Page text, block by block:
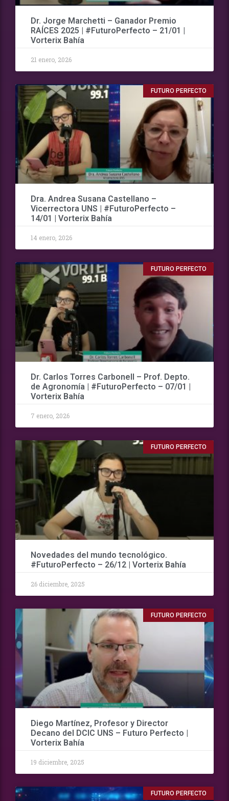
Dr. Jorge Marchetti – Ganador Premio
RAÍCES 2025 | #FuturoPerfecto – 21/01 |
Vorterix Bahía
21 enero, 2026
FUTURO PERFECTO
Dra. Andrea Susana Castellano –
Vicerrectora UNS | #FuturoPerfecto –
14/01 | Vorterix Bahía
14 enero, 2026
FUTURO PERFECTO
Dr. Carlos Torres Carbonell – Prof. Depto.
de Agronomía | #FuturoPerfecto – 07/01 |
Vorterix Bahía
7 enero, 2026
FUTURO PERFECTO
Novedades del mundo tecnológico.
#FuturoPerfecto – 26/12 | Vorterix Bahía
26 diciembre, 2025
FUTURO PERFECTO
Diego Martínez, Profesor y Director
Decano del DCIC UNS – Futuro Perfecto |
Vorterix Bahía
19 diciembre, 2025
FUTURO PERFECTO